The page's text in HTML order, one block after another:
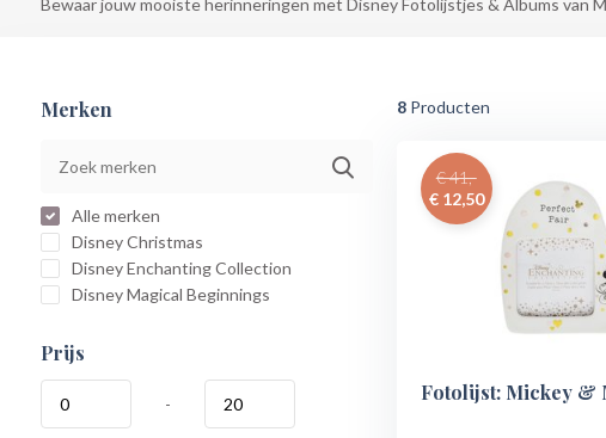
Bewaar jouw mooiste herinneringen met Disney Fotolijstjes & Albums van
Merken
Alle merken
Disney Christmas
Disney Enchanting Collection
Disney Magical Beginnings
Prijs
-
8Producten
€ 41,-
€ 12,50
Fotolijst: Mickey &